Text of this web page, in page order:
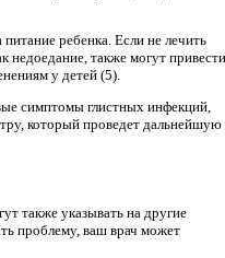
ребенка. Если не лечить
недоедание, также могут привести
у детей (5).
симптомы глистных инфекций,
который проведет дальнейшую
также указывать на другие
проблему, ваш врач может